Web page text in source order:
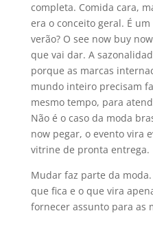
completa. Comida cara,
era o conceito geral. É
verão? O see now buy
que vai dar. A
porque as marcas
mundo inteiro precisam
mesmo tempo, para
Não é o caso da moda
now pegar, o evento vira
vitrine de pronta entrega.
Mudar faz parte da
que fica e o que vira
fornecer assunto para as